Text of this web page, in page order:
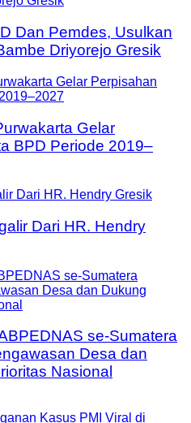
Dan Pemdes, Usulkan
Driyorejo Gresik
Gelar
BPD Periode 2019–
Dari HR. Hendry
se-Sumatera
Desa dan
Nasional